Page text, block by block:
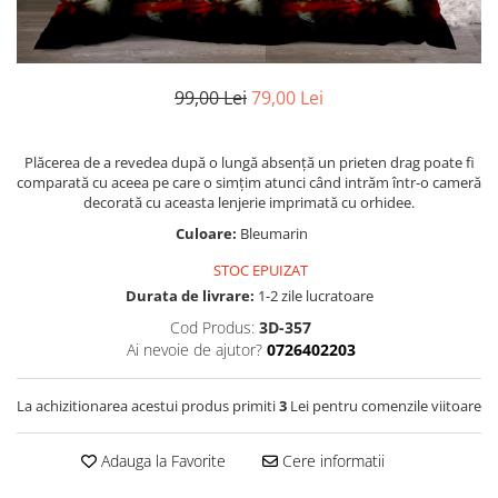
Cearceaf cu elastic
Cearceaf normal
Bumbac Satinat Superior
Cearceaf normal
Bumbac Satinat 3D
Cearceaf cu elastic 4 piese
Cearceaf normal 4 piese
Bumbac Tip Damasc
Cearceaf normal 4 piese
Lenjerii De Pat Cocolino
Persoana
Bumbac Tip Finet 5D In Relief - 1
Cearceaf cu elastic 4 piese
Set Lenjerie + Draperii 1 Persoana
Lenjerii Bumbac 100% - 1 Persoana
Paturi Cocolino Pentru Copii
Huse De Pat Damasc
Huse De Pat Damasc - 140x200cm
Huse De Pat Damasc - 160x200cm
Huse De Pat Damasc - 180x200cm
Cearceaf Pat + Fețe De Pernă
Huse De Pat Catifea / Topper
Huse De Pat Catifea / Topper -
Huse De Pat Catifea / Topper -
Huse De Pat Catifea / Topper -
Huse Din Frotir
Huse De Pat Cocolino
Huse De Pat Cocolino Tricotate
99,00 Lei79,00 Lei
Plăcerea de a revedea după o lungă absență un prieten drag poate fi
comparată cu aceea pe care o simțim atunci când intrăm într-o cameră
decorată cu aceasta lenjerie imprimată cu orhidee.
Culoare: Bleumarin
STOC EPUIZAT
Durata de livrare: 1-2 zile lucratoare
Cod Produs: 3D-357
Ai nevoie de ajutor? 0726402203
La achizitionarea acestui produs primiti3 Lei pentru comenzile viitoare
Adauga la Favorite Cere informatii